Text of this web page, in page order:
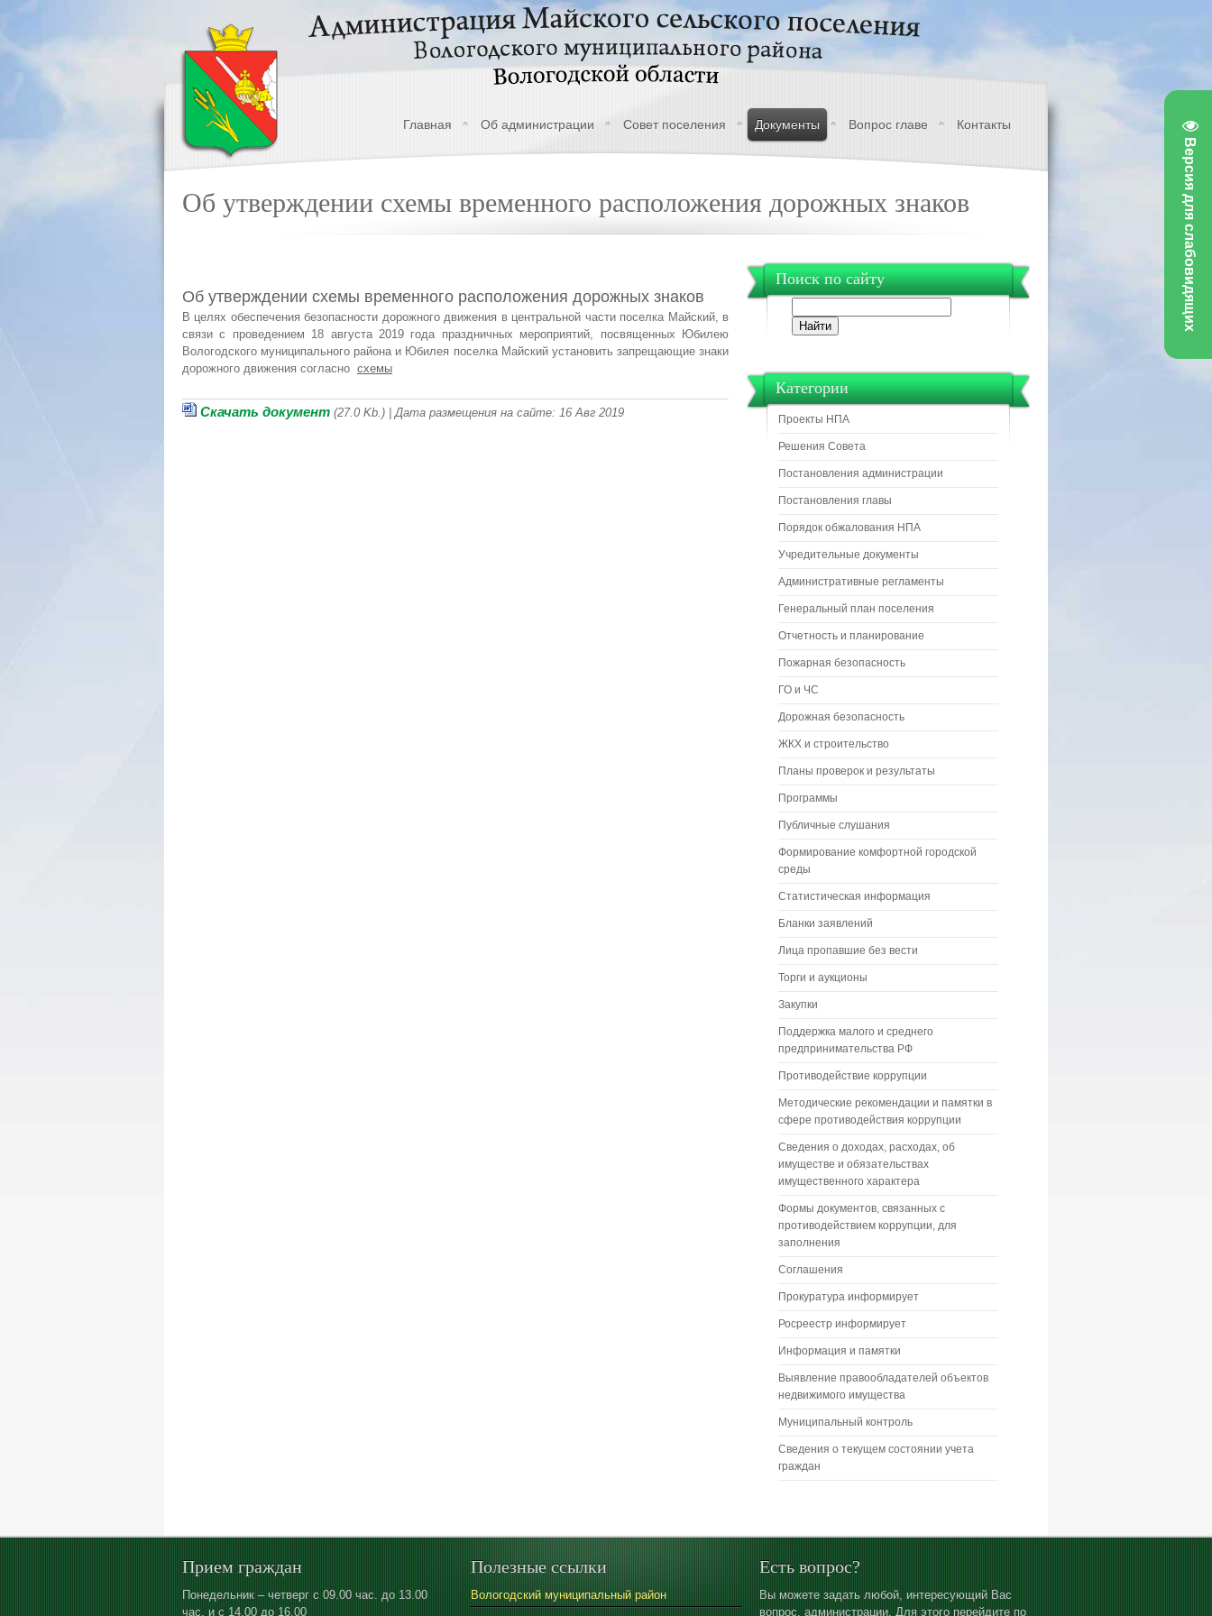
Версия для слабовидящих
Главная Об администрации Совет поселения Документы Вопрос главе Контакты
Об утверждении схемы временного расположения дорожных знаков
Об утверждении схемы временного расположения дорожных знаков
В целях обеспечения безопасности дорожного движения в центральной части поселка Майский, в
связи с проведением 18 августа 2019 года праздничных мероприятий, посвященных Юбилею
Вологодского муниципального района и Юбилея поселка Майский установить запрещающие знаки
дорожного движения согласно схемы
Скачать документ (27.0 Kb.) | Дата размещения на сайте: 16 Авг 2019
Поиск по сайту
Категории
Проекты НПА
Решения Совета
Постановления администрации
Постановления главы
Порядок обжалования НПА
Учредительные документы
Административные регламенты
Генеральный план поселения
Отчетность и планирование
Пожарная безопасность
ГО и ЧС
Дорожная безопасность
ЖКХ и строительство
Планы проверок и результаты
Программы
Публичные слушания
Формирование комфортной городской
среды
Статистическая информация
Бланки заявлений
Лица пропавшие без вести
Торги и аукционы
Закупки
Поддержка малого и среднего
предпринимательства РФ
Противодействие коррупции
Методические рекомендации и памятки в
сфере противодействия коррупции
Сведения о доходах, расходах, об
имуществе и обязательствах
имущественного характера
Формы документов, связанных с
противодействием коррупции, для
заполнения
Соглашения
Прокуратура информирует
Росреестр информирует
Информация и памятки
Выявление правообладателей объектов
недвижимого имущества
Муниципальный контроль
Сведения о текущем состоянии учета
граждан
Прием граждан
Понедельник – четверг с 09.00 час. до 13.00
час. и с 14.00 до 16.00
Полезные ссылки
Вологодский муниципальный район
Есть вопрос?
Вы можете задать любой, интересующий Вас
вопрос, администрации. Для этого перейдите по